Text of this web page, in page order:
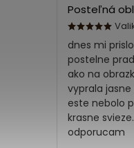
dnes mi
postelne
ako na
vyprala jasne
este nebolo
krasne
odporucam